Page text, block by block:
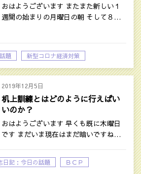
おはようございます またまた新しい１
週間の始まりの月曜日の朝 そして８…
題
新型コロナ経済対策
2019年12月5日
机上訓練とはどのように行えばい
いのか？
おはようございます 早くも既に木曜日
です まだいま現在はまだ暗いですね…
日記：今日の話題 ＢＣＰ